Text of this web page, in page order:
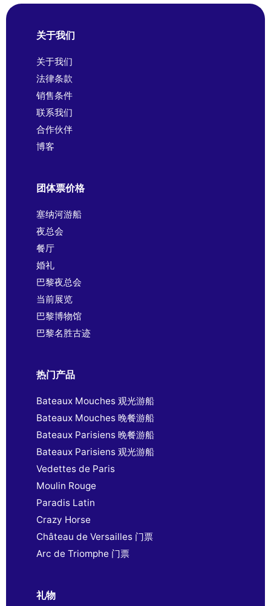
关于我们
关于我们
法律条款
销售条件
联系我们
合作伙伴
博客
团体票价格
塞纳河游船
夜总会
餐厅
婚礼
巴黎夜总会
当前展览
巴黎博物馆
巴黎名胜古迹
热门产品
Bateaux Mouches 观光游船
Bateaux Mouches 晚餐游船
Bateaux Parisiens 晚餐游船
Bateaux Parisiens 观光游船
Vedettes de Paris
Moulin Rouge
Paradis Latin
Crazy Horse
Château de Versailles 门票
Arc de Triomphe 门票
礼物